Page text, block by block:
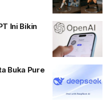
Ini Bikin
Buka Pure